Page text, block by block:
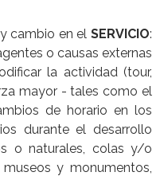
cambio en el SERVICIO:
o causas externas
la actividad (tour,
mayor - tales como el
de horario en los
durante el desarrollo
o naturales, colas y/o
y monumentos,